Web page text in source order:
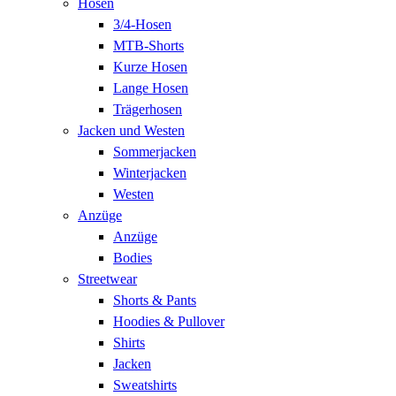
3/4-Hosen
MTB-Shorts
Kurze Hosen
Lange Hosen
Trägerhosen
Jacken und Westen
Sommerjacken
Winterjacken
Westen
Anzüge
Anzüge
Bodies
Streetwear
Shorts & Pants
Hoodies & Pullover
Shirts
Jacken
Sweatshirts